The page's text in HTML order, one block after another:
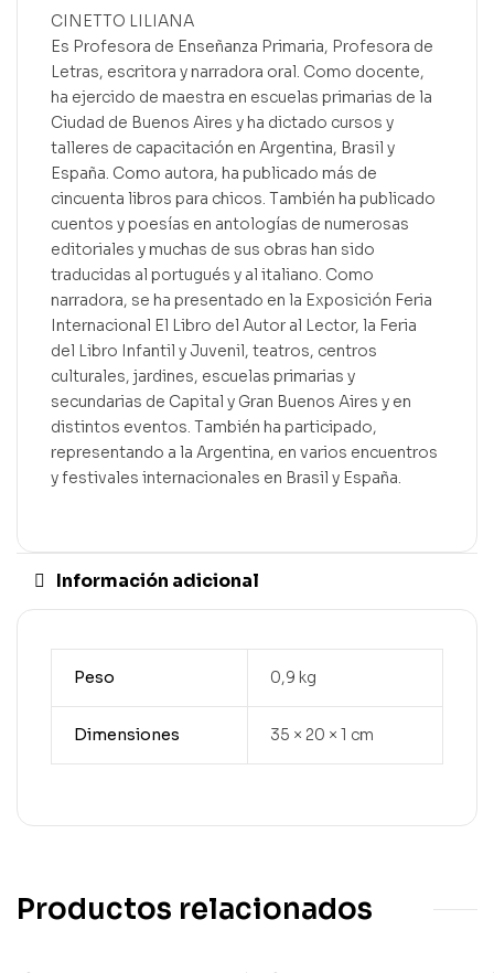
CINETTO LILIANA
Es Profesora de Enseñanza Primaria, Profesora de
Letras, escritora y narradora oral. Como docente,
ha ejercido de maestra en escuelas primarias de la
Ciudad de Buenos Aires y ha dictado cursos y
talleres de capacitación en Argentina, Brasil y
España. Como autora, ha publicado más de
cincuenta libros para chicos. También ha publicado
cuentos y poesías en antologías de numerosas
editoriales y muchas de sus obras han sido
traducidas al portugués y al italiano. Como
narradora, se ha presentado en la Exposición Feria
Internacional El Libro del Autor al Lector, la Feria
del Libro Infantil y Juvenil, teatros, centros
culturales, jardines, escuelas primarias y
secundarias de Capital y Gran Buenos Aires y en
distintos eventos. También ha participado,
representando a la Argentina, en varios encuentros
y festivales internacionales en Brasil y España.
Información adicional
Peso 0,9 kg
Dimensiones 35 × 20 × 1 cm
Productos relacionados